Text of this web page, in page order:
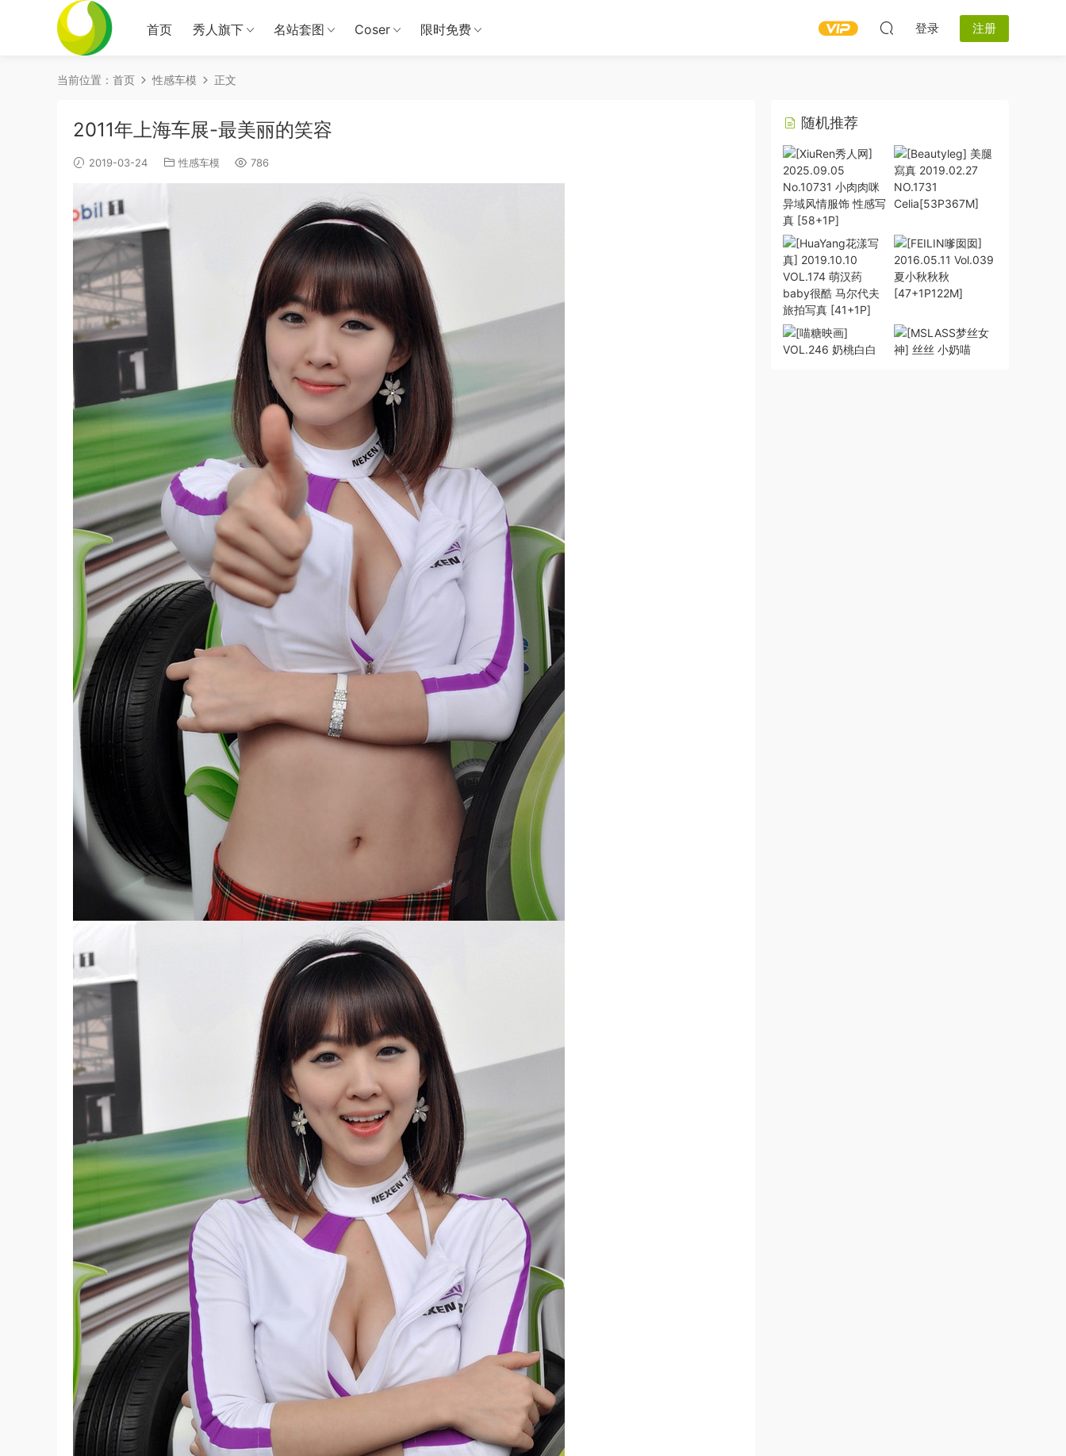
首页 秀人旗下 名站套图 Coser 限时免费 登录 注册
当前位置： 首页 性感车模 正文
2011年上海车展-最美丽的笑容
2019-03-24 性感车模 786
随机推荐